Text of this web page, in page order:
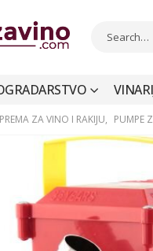
ZA VINO I RAKIJU, PUMPE